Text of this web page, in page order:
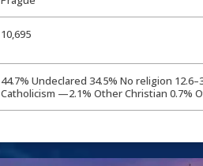
10,695
44.7% Undeclared 34.5% No religion
Catholicism —2.1% Other Christian 0.7%